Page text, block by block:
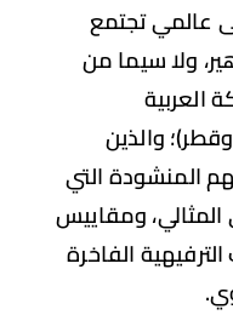
تجتمع
سيما من
التي
ومقاييس
الفاخرة